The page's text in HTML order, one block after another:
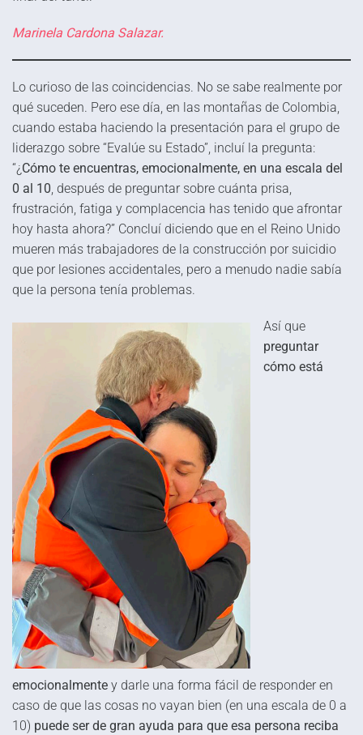
Marinela Cardona Salazar.
Lo curioso de las coincidencias. No se sabe realmente por
qué suceden. Pero ese día, en las montañas de Colombia,
cuando estaba haciendo la presentación para el grupo de
liderazgo sobre “Evalúe su Estado”, incluí la pregunta:
“¿Cómo te encuentras, emocionalmente, en una escala del
0 al 10, después de preguntar sobre cuánta prisa,
frustración, fatiga y complacencia has tenido que afrontar
hoy hasta ahora?” Concluí diciendo que en el Reino Unido
mueren más trabajadores de la construcción por suicidio
que por lesiones accidentales, pero a menudo nadie sabía
que la persona tenía problemas.
Así que
preguntar
cómo está
emocionalmente y darle una forma fácil de responder en
caso de que las cosas no vayan bien (en una escala de 0 a
10) puede ser de gran ayuda para que esa persona reciba